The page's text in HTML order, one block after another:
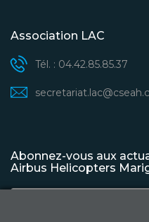
Association LAC
Tél. : 04.42.85.85.37
Abonnez-vous aux
Airbus Helicopters